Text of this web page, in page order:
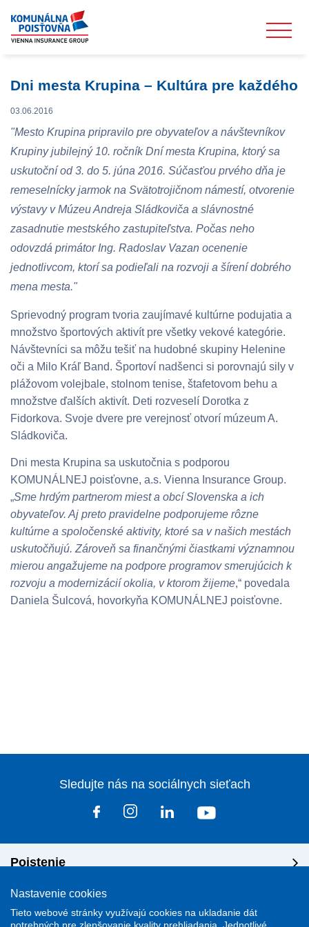
Nastavenie cookies
Tieto webové stránky využívajú cookies na ukladanie dát
Dni mesta Krupina – Kultúra pre každého
03.06.2016
"Mesto Krupina pripravilo pre obyvateľov a návštevníkov
Krupiny jubilejný 10. ročník Dní mesta Krupina, ktorý sa
uskutoční od 3. do 5. júna 2016. Súčasťou prvého dňa je
remeselnícky jarmok na Svätotrojičnom námestí, otvorenie
výstavy v Múzeu Andreja Sládkoviča a slávnostné
zasadnutie mestského zastupiteľstva. Počas neho
odovzdá primátor Ing. Radoslav Vazan ocenenie
jednotlivcom, ktorí sa podieľali na rozvoji a šírení dobrého
mena mesta."
Sprievodný program tvoria zaujímavé kultúrne podujatia a
množstvo športových aktivít pre všetky vekové kategórie.
Návštevníci sa môžu tešiť na hudobné skupiny Helenine
oči a Milo Kráľ Band. Športoví nadšenci si porovnajú sily v
plážovom volejbale, stolnom tenise, štafetovom behu a
množstve ďalších aktivít. Deti rozveselí Dorotka z
Fidorkova. Svoje dvere pre verejnosť otvorí múzeum A.
Sládkoviča.
Dni mesta Krupina sa uskutočnia s podporou
KOMUNÁLNEJ poisťovne, a.s. Vienna Insurance Group.
„Sme hrdým partnerom miest a obcí Slovenska a ich
obyvateľov. Aj preto pravidelne podporujeme rôzne
kultúrne a spoločenské aktivity, ktoré sa v našich mestách
uskutočňujú. Zároveň sa finančnými čiastkami významnou
mierou angažujeme na podpore programov smerujúcich k
rozvoju a modernizácií okolia, v ktorom žijeme,“ povedala
Daniela Šulcová, hovorkyňa KOMUNÁLNEJ poisťovne.
Sledujte nás na sociálnych sieťach
Poistenie
Riešenie škôd